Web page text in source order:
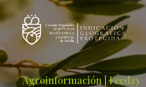
Agroinformación |Feedzy